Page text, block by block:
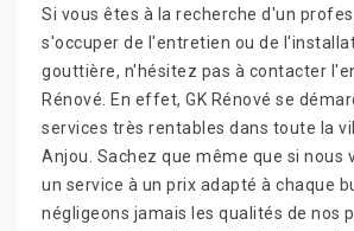
Si vous êtes à la recherche d'un
s'occuper de l'entretien ou de
gouttière, n'hésitez pas à contacter
Rénové. En effet, GK Rénové se
services très rentables dans toute la
Anjou. Sachez que même que si nous
un service à un prix adapté à chaque
négligeons jamais les qualités de nos